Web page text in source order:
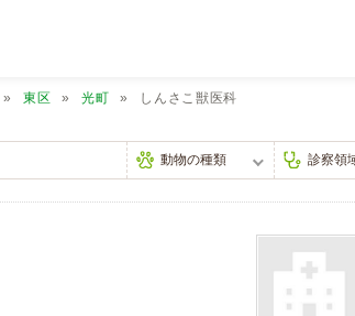
東区 光町 しんさこ獣医科